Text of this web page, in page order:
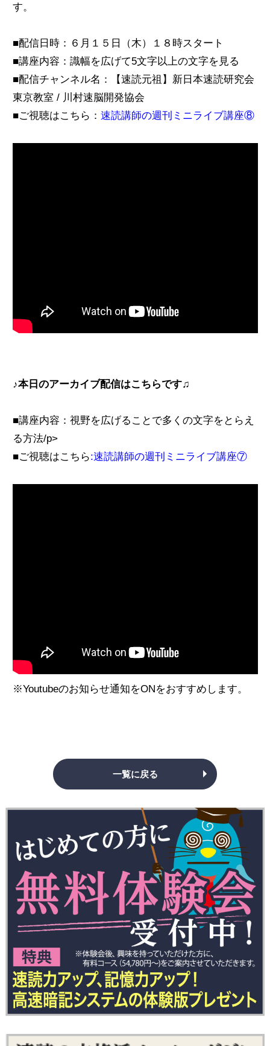
す。
■配信日時：６月１５日（木）１８時スタート
■講座内容：識幅を広げて5文字以上の文字を見る
■配信チャンネル名：【速読元祖】新日本速読研究会
東京教室 / 川村速脳開発協会
■ご視聴はこちら： 速読講師の週刊ミニライブ講座⑧
♪本日のアーカイブ配信はこちらです♫
■講座内容：視野を広げることで多くの文字をとらえ
る方法/p>
■ご視聴はこちら:速読講師の週刊ミニライブ講座⑦
※Youtubeのお知らせ通知をONをおすすめします。
一覧に戻る